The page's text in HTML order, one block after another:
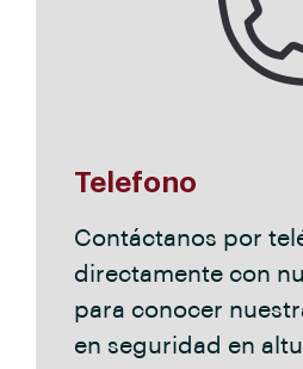
Telefono
Contáctanos por
directamente con
para conocer
en seguridad en